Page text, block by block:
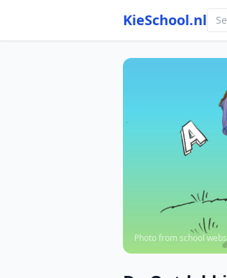
KieSchool.nl
Photo from school